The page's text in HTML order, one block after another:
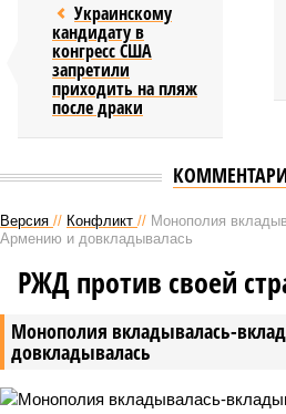
Украинскому
кандидату в
конгресс США
запретили
приходить на пляж
после драки
Версия // Конфликт // Монополия
Армению и довкладывалась
Монополия вкладывалась-
довкладывалась
РЖД против своей